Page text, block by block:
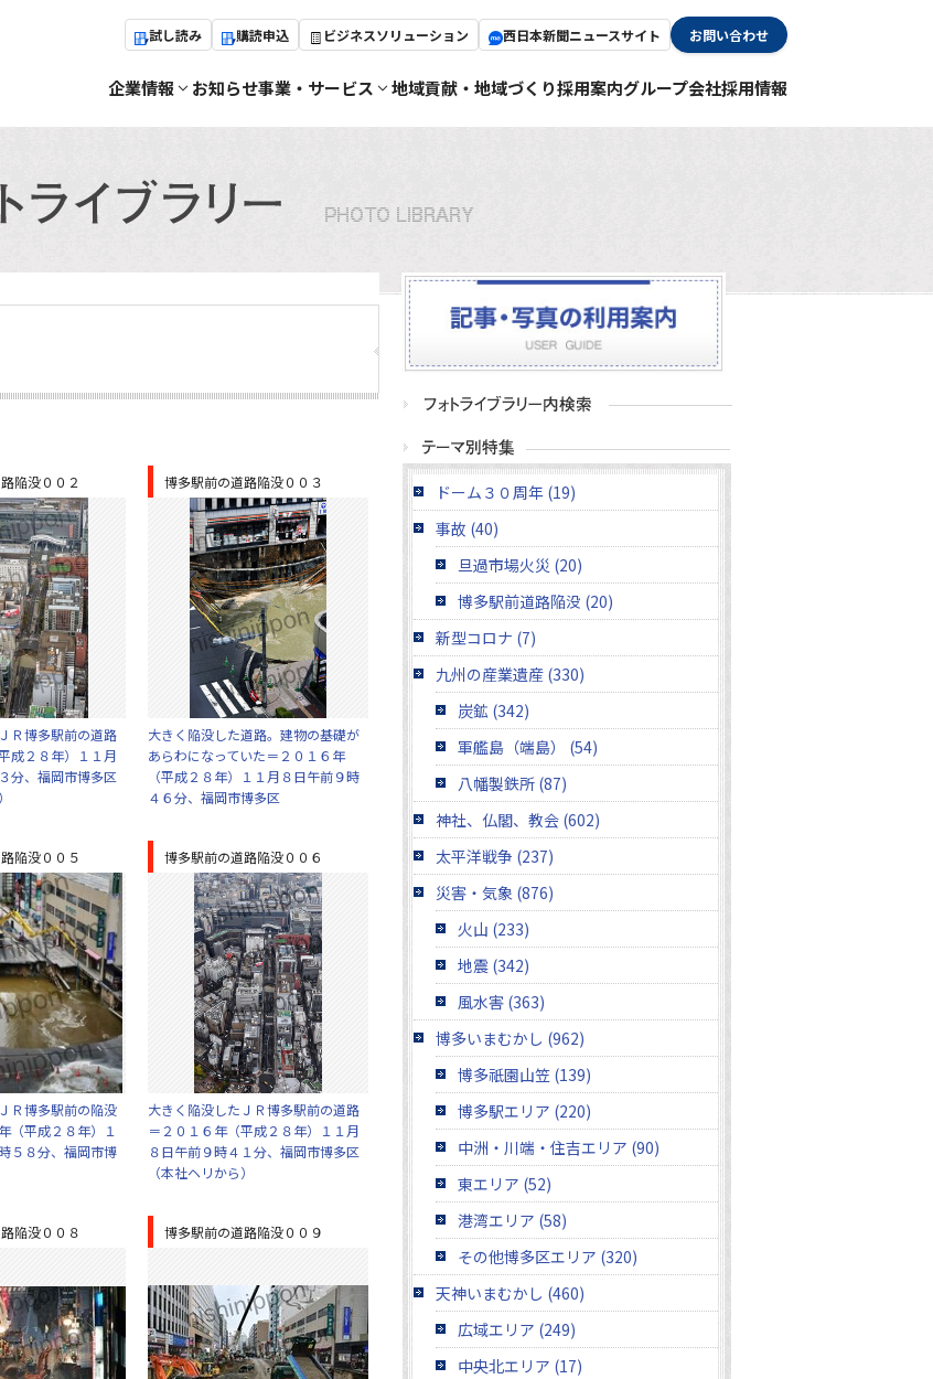
試し読み 購読申込 ビジネスソリューション 西日本新聞ニュースサイト お問い合わせ
企業情報 お知らせ事業・サービス 地域貢献・地域づくり採用案内グループ会社採用情報
陥没００２
Ｒ博多駅前の道路
成２８年）１１月
分、福岡市博多区
博多駅前の道路陥没００３
大きく陥没した道路。建物の基礎が
あらわになっていた＝２０１６年
（平成２８年）１１月８日午前９時
４６分、福岡市博多区
陥没００５
Ｒ博多駅前の陥没
（平成２８年）１
５８分、福岡市博
博多駅前の道路陥没００６
大きく陥没したＪＲ博多駅前の道路
＝２０１６年（平成２８年）１１月
８日午前９時４１分、福岡市博多区
（本社ヘリから）
陥没００８ 博多駅前の道路陥没００９
ドーム３０周年 (19)
事故 (40)
旦過市場火災 (20)
博多駅前道路陥没 (20)
新型コロナ (7)
九州の産業遺産 (330)
炭鉱 (342)
軍艦島（端島） (54)
八幡製鉄所 (87)
神社、仏閣、教会 (602)
太平洋戦争 (237)
災害・気象 (876)
火山 (233)
地震 (342)
風水害 (363)
博多いまむかし (962)
博多祇園山笠 (139)
博多駅エリア (220)
中洲・川端・住吉エリア (90)
東エリア (52)
港湾エリア (58)
その他博多区エリア (320)
天神いまむかし (460)
広域エリア (249)
中央北エリア (17)